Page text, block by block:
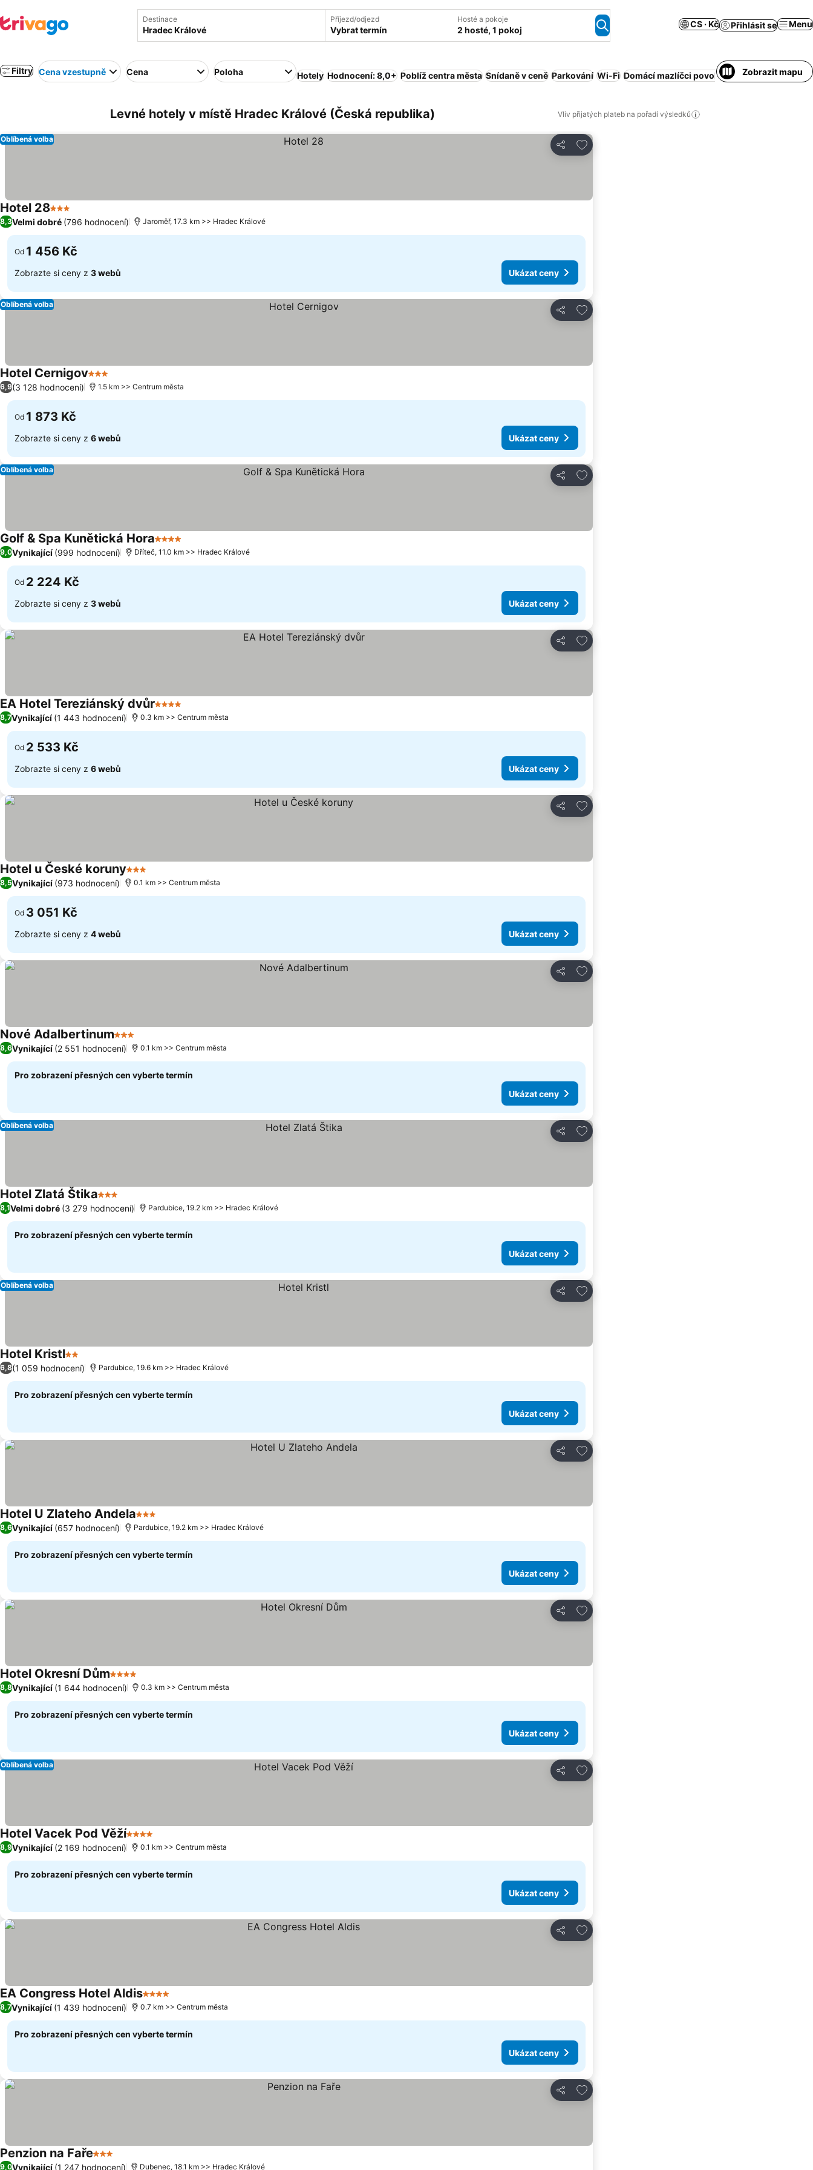
Destinace Příjezd/odjezd
Vybrat termín
Hosté a pokoje
2 hosté, 1 pokoj
CS · Kč Přihlásit se Menu
Filtry Cena vzestupně Cena Poloha Hotely Hodnocení: 8,0+ Poblíž centra města Snídaně v ceně Parkování Wi-Fi Domácí mazlíčci povoleni Motel Wellness
Zobrazit mapu
Levné hotely v místě Hradec Králové (Česká republika) Vliv přijatých plateb na pořadí výsledků
Sdílet
Přidat na seznam oblíbených hotelů
Oblíbená volba
Hotel 283 Počet hvězdiček
8,3Velmi dobré (796 hodnocení) Jaroměř, 17.3 km >> Hradec Králové
Od 1 456 Kč
Zobrazte si ceny z 3 webů Ukázat ceny
Sdílet
Přidat na seznam oblíbených hotelů
Oblíbená volba
Hotel Cernigov3 Počet hvězdiček
6,9(3 128 hodnocení) 1.5 km >> Centrum města
Od 1 873 Kč
Zobrazte si ceny z 6 webů Ukázat ceny
Sdílet
Přidat na seznam oblíbených hotelů
Oblíbená volba
Golf & Spa Kunětická Hora4 Počet hvězdiček
9,0Vynikající (999 hodnocení) Dříteč, 11.0 km >> Hradec Králové
Od 2 224 Kč
Zobrazte si ceny z 3 webů Ukázat ceny
Sdílet
Přidat na seznam oblíbených hotelů
EA Hotel Tereziánský dvůr4 Počet hvězdiček
8,7Vynikající (1 443 hodnocení) 0.3 km >> Centrum města
Od 2 533 Kč
Zobrazte si ceny z 6 webů Ukázat ceny
Sdílet
Přidat na seznam oblíbených hotelů
Hotel u České koruny3 Počet hvězdiček
8,5Vynikající (973 hodnocení) 0.1 km >> Centrum města
Od 3 051 Kč
Zobrazte si ceny z 4 webů Ukázat ceny
Sdílet
Přidat na seznam oblíbených hotelů
Nové Adalbertinum3 Počet hvězdiček
8,6Vynikající (2 551 hodnocení) 0.1 km >> Centrum města
Pro zobrazení přesných cen vyberte termín
Ukázat ceny
Sdílet
Přidat na seznam oblíbených hotelů
Oblíbená volba
Hotel Zlatá Štika3 Počet hvězdiček
8,1Velmi dobré (3 279 hodnocení) Pardubice, 19.2 km >> Hradec Králové
Pro zobrazení přesných cen vyberte termín
Ukázat ceny
Sdílet
Přidat na seznam oblíbených hotelů
Oblíbená volba
Hotel Kristl2 Počet hvězdiček
6,8(1 059 hodnocení) Pardubice, 19.6 km >> Hradec Králové
Pro zobrazení přesných cen vyberte termín
Ukázat ceny
Sdílet
Přidat na seznam oblíbených hotelů
Hotel U Zlateho Andela3 Počet hvězdiček
8,6Vynikající (657 hodnocení) Pardubice, 19.2 km >> Hradec Králové
Pro zobrazení přesných cen vyberte termín
Ukázat ceny
Sdílet
Přidat na seznam oblíbených hotelů
Hotel Okresní Dům4 Počet hvězdiček
8,8Vynikající (1 644 hodnocení) 0.3 km >> Centrum města
Pro zobrazení přesných cen vyberte termín
Ukázat ceny
Sdílet
Přidat na seznam oblíbených hotelů
Oblíbená volba
Hotel Vacek Pod Věží4 Počet hvězdiček
8,9Vynikající (2 169 hodnocení) 0.1 km >> Centrum města
Pro zobrazení přesných cen vyberte termín
Ukázat ceny
Sdílet
Přidat na seznam oblíbených hotelů
EA Congress Hotel Aldis4 Počet hvězdiček
8,7Vynikající (1 439 hodnocení) 0.7 km >> Centrum města
Pro zobrazení přesných cen vyberte termín
Ukázat ceny
Sdílet
Přidat na seznam oblíbených hotelů
Penzion na Faře3 Počet hvězdiček
9,0Vynikající (1 247 hodnocení) Dubenec, 18.1 km >> Hradec Králové